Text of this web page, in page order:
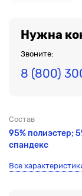
Нужна
Звоните:
8 (800)
Состав
95% полиэстер;
спандекс
Все